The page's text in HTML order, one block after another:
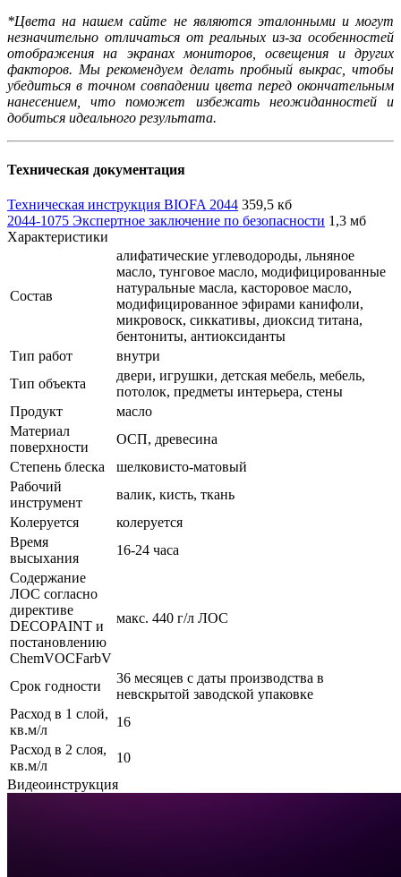
*Цвета на нашем сайте не являются эталонными и могут
незначительно отличаться от реальных из-за особенностей
отображения на экранах мониторов, освещения и других
факторов. Мы рекомендуем делать пробный выкрас, чтобы
убедиться в точном совпадении цвета перед окончательным
нанесением, что поможет избежать неожиданностей и
добиться идеального результата.
Техническая документация
Техническая инструкция BIOFA 2044 359,5 кб
2044-1075 Экспертное заключение по безопасности 1,3 мб
Характеристики
Состав
алифатические углеводороды, льняное
масло, тунговое масло, модифицированные
натуральные масла, касторовое масло,
модифицированное эфирами канифоли,
микровоск, сиккативы, диоксид титана,
бентониты, антиоксиданты
Тип работ
внутри
Тип объекта
двери, игрушки, детская мебель, мебель,
потолок, предметы интерьера, стены
Продукт
масло
Материал
поверхности
ОСП, древесина
Степень блеска
шелковисто-матовый
Рабочий
инструмент
валик, кисть, ткань
Колеруется
колеруется
Время
высыхания
16-24 часа
Содержание
ЛОС согласно
директиве
DECOPAINT и
постановлению
ChemVOCFarbV
макс. 440 г/л ЛОС
Срок годности
36 месяцев с даты производства в
невскрытой заводской упаковке
Расход в 1 слой,
кв.м/л
16
Расход в 2 слоя,
кв.м/л
10
Видеоинструкция